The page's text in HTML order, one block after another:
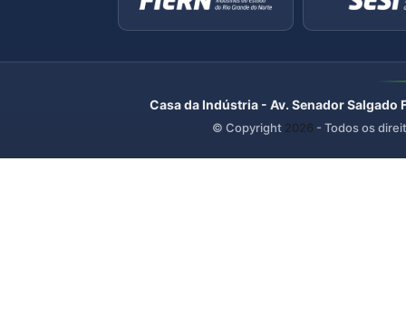
Casa da Indústria - Av. Senador
© Copyright 2026 - Todos os